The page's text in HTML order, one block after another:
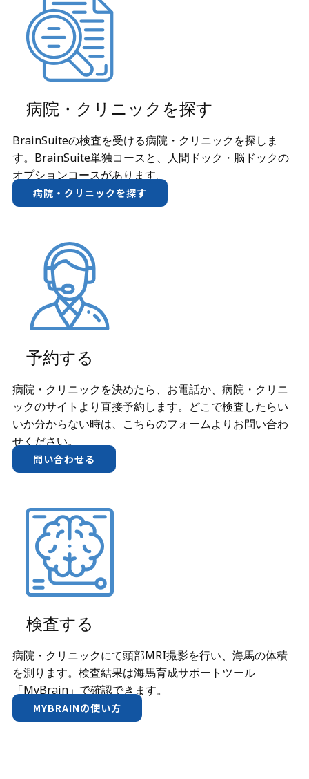
病院・クリニックを探す
BrainSuiteの検査を受ける病院・クリニックを探しま
す。BrainSuite単独コースと、人間ドック・脳ドックの
オプションコースがあります。
病院・クリニックを探す
予約する
病院・クリニックを決めたら、お電話か、​病院・クリニ
ックのサイトより直接予約します。どこで検査したらい
いか分からない時は、こちらのフォームよりお問い合わ
せください。
問い合わせる
検査する
病院・クリニックにて頭部MRI撮影を行い、海馬の体積
を測ります。検査結果は​海馬育成サポートツール
「MyBrain」で確認できます。
MYBRAINの使い方